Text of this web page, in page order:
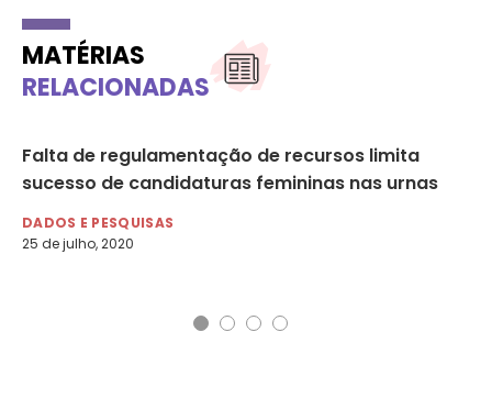
MATÉRIAS
RELACIONADAS
Falta de regulamentação de recursos limita
sucesso de candidaturas femininas nas urnas
DADOS E PESQUISAS
25 de julho, 2020